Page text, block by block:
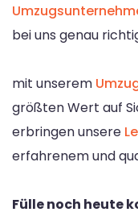
bei uns genau
mit unserem
größten Wert auf
erbringen unsere
erfahrenem und
Fülle noch heute